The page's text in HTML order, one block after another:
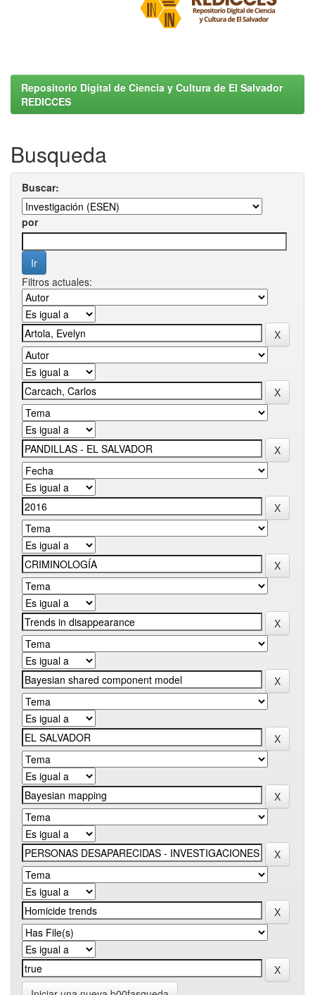
Repositorio Digital de Ciencia y Cultura de El Salvador
REDICCES
Busqueda
Buscar:
por
Filtros actuales: